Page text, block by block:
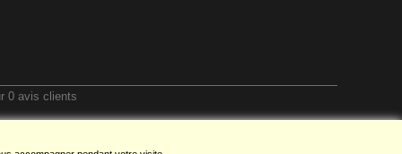
0avis clients